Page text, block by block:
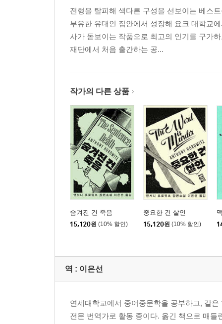
전형을 탈피해 색다른 구성을 선보이는 베스
부유한 유대인 집안에서 성장해 요크 대학교
사가 돋보이는 작품으로 최고의 인기를 구가
재단에서 처음 출간하는 공...
작가의 다른 상품
숨겨진 건 죽음
15,120원 (10% 할인)
중요한 건 살인
15,120원 (10% 할인)
역 : 이은선
연세대학교에서 중어중문학을 공부하고, 같
전문 번역가로 활동 중이다. 옮긴 책으로 매